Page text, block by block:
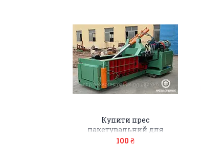
Купити прес
пакетувальний для
металолома Y81Q-135
100 ₴